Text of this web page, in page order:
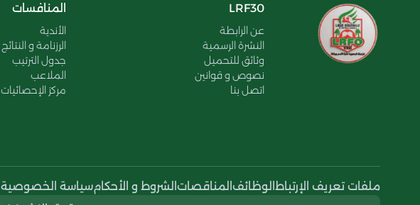
LRF30
عن الرابطة
النشرة الرسمية
وثائق للتحميل
نصوص و قوانين
اتصل بنا
المنافسات
الأندية
الرزنامة و النتائج
جدول الترتيب
الملاعب
مركز الإحصائيات
ملفات تعريف الإرتباط الوظائف المناقصات الشروط و الأحكامسياسة الخصوصية